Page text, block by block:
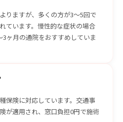
りますが、多くの方が3〜5回で
ています。慢性的な症状の場合
ヶ月の通院をおすすめしていま
保険に対応しています。交通事
が適用され、窓口負担0円で施術